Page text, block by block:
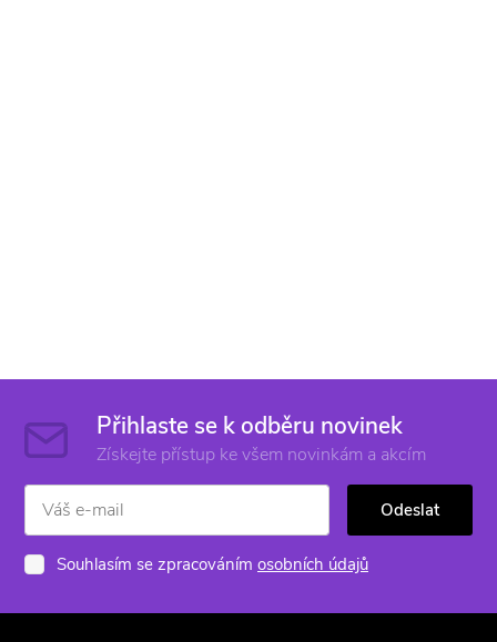
Přihlaste se k odběru novinek
Získejte přístup ke všem novinkám a akcím
Odeslat
Souhlasím se zpracováním osobních údajů